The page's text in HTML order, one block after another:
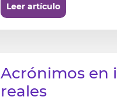
Leer artículo
Acrónimos en
reales